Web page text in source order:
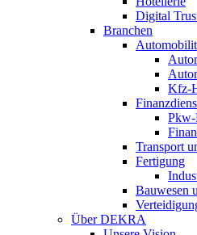
Digital
Branchen
Kfz-
Transport
Fertigung
Bauwesen
Über DEKRA